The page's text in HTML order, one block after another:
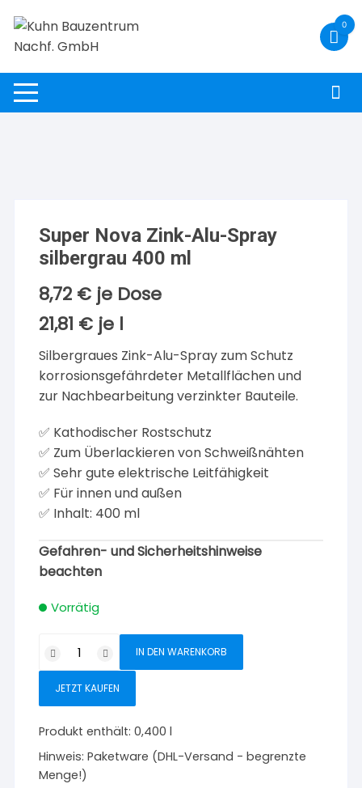
Inhalt
springen
0
Super Nova Zink-Alu-Spray
silbergrau 400 ml
8,72 € je Dose
21,81 € je l
Silbergraues Zink-Alu-Spray zum Schutz
korrosionsgefährdeter Metallflächen und
zur Nachbearbeitung verzinkter Bauteile.
✅ Kathodischer Rostschutz
✅ Zum Überlackieren von Schweißnähten
✅ Sehr gute elektrische Leitfähigkeit
✅ Für innen und außen
✅ Inhalt: 400 ml
Gefahren- und Sicherheitshinweise
beachten
Vorrätig
Nova
Zink-
silbergrau
400
ml
IN DEN WARENKORB
JETZT KAUFEN
Produkt enthält: 0,400l
Hinweis:Paketware (DHL-Versand - begrenzte
Menge!)